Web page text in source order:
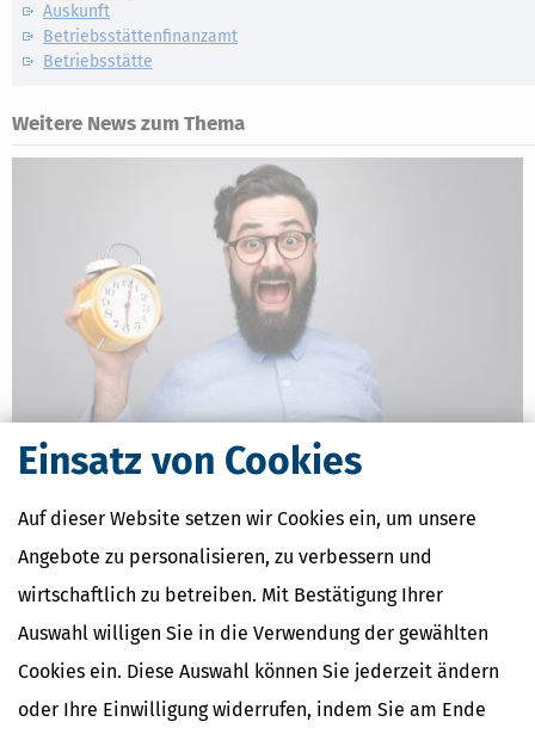
Einsatz von Cookies
Auf dieser Website setzen wir Cookies ein, um unsere
Angebote zu personalisieren, zu verbessern und
wirtschaftlich zu betreiben. Mit Bestätigung Ihrer
Auswahl willigen Sie in die Verwendung der gewählten
Cookies ein. Diese Auswahl können Sie jederzeit ändern
oder Ihre Einwilligung widerrufen, indem Sie am Ende
Auskunft
Betriebsstättenfinanzamt
Betriebsstätte
Weitere News zum Thema
Steuererklärung Frist verpasst: Ab wann drohen Strafen?
03.08.2026, 06:43 Uhr] Die Abgabefrist für die Steuererklärung
Verspätungszuschläge festsetzen, in bestimmten Fällen muss es
dies sogar tun. Welche Regelungen gelten dafür und wie kann man
mehr